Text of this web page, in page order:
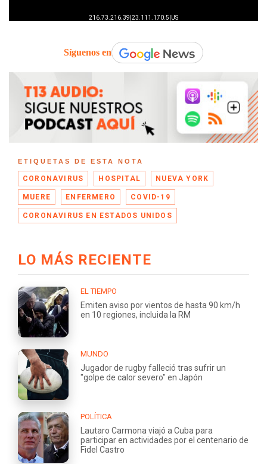
Síguenos en
ETIQUETAS DE ESTA NOTA
CORONAVIRUS HOSPITAL NUEVA YORK
MUERE ENFERMERO COVID-19
CORONAVIRUS EN ESTADOS UNIDOS
LO MÁS RECIENTE
EL TIEMPO
Emiten aviso por vientos de hasta 90 km/h
en 10 regiones, incluida la RM
MUNDO
Jugador de rugby falleció tras sufrir un
"golpe de calor severo" en Japón
POLÍTICA
Lautaro Carmona viajó a Cuba para
participar en actividades por el centenario de
Fidel Castro